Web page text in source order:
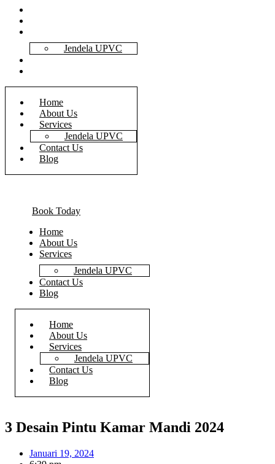
Jendela UPVC
Home
About Us
Services
Jendela UPVC
Contact Us
Blog
Book Today
Home
About Us
Services
Jendela UPVC
Contact Us
Blog
Home
About Us
Services
Jendela UPVC
Contact Us
Blog
3 Desain Pintu Kamar Mandi 2024
Januari 19, 2024